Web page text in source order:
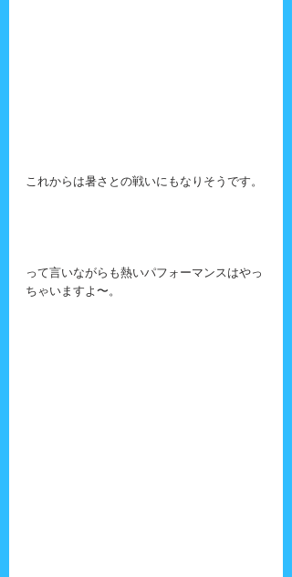
これからは暑さとの戦いにもなりそうです。
って言いながらも熱いパフォーマンスはやっ
ちゃいますよ〜。